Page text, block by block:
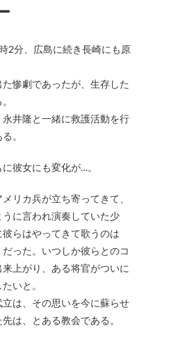
2分、広島に続き長崎にも原
惨劇であったが、生存した
井隆と一緒に救護活動を行
。
彼女にも変化が…。
リカ兵が立ち寄ってきて、
に言われ演奏していた少
らはやってきて歌うのは
だった。いつしか彼らとのコ
上がり、ある将官がついに
いと。
は、その思いを今に蘇らせ
は、とある教会である。